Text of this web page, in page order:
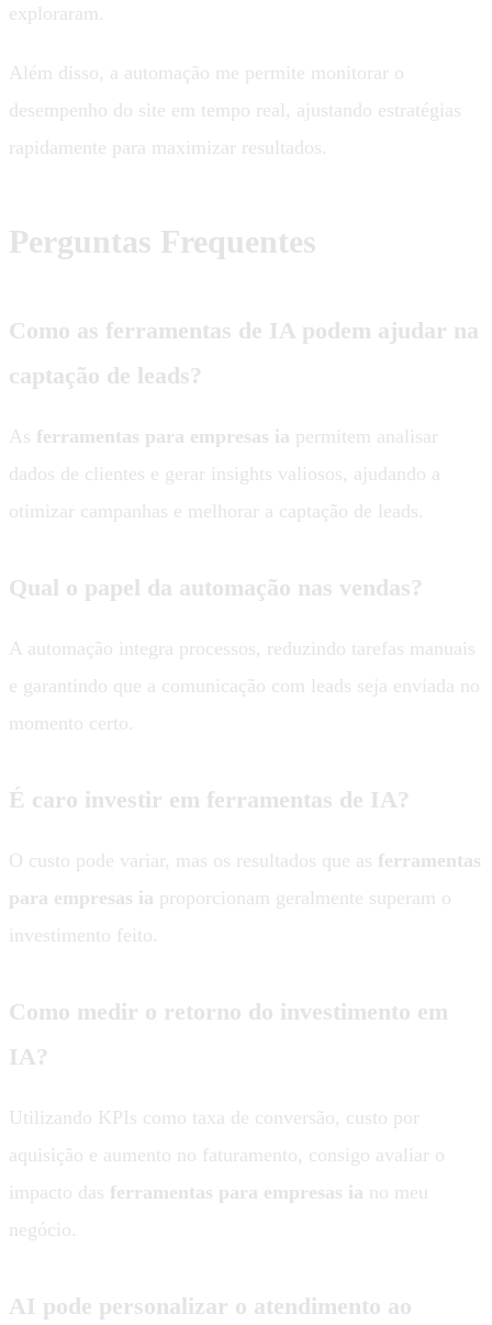
exploraram.
Além disso, a automação me permite monitorar o
desempenho do site em tempo real, ajustando estratégias
rapidamente para maximizar resultados.
Perguntas Frequentes
Como as ferramentas de IA podem ajudar na
captação de leads?
As ferramentas para empresas ia permitem analisar
dados de clientes e gerar insights valiosos, ajudando a
otimizar campanhas e melhorar a captação de leads.
Qual o papel da automação nas vendas?
A automação integra processos, reduzindo tarefas manuais
e garantindo que a comunicação com leads seja enviada no
momento certo.
É caro investir em ferramentas de IA?
O custo pode variar, mas os resultados que as ferramentas
para empresas ia proporcionam geralmente superam o
investimento feito.
Como medir o retorno do investimento em
IA?
Utilizando KPIs como taxa de conversão, custo por
aquisição e aumento no faturamento, consigo avaliar o
impacto das ferramentas para empresas ia no meu
negócio.
AI pode personalizar o atendimento ao